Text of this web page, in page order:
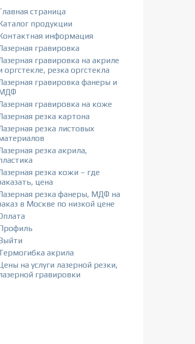
страница
продукции
информация
гравировка
гравировка на акриле
оргстекле, резка оргстекла
гравировка фанеры и
гравировка на коже
резка картона
резка листовых
резка акрила,
резка кожи – где
цена
резка фанеры, МДФ на
в Москве по низкой цене
акрила
на услуги лазерной резки,
гравировки